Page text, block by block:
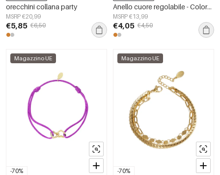
orecchini collana party
MSRP €20,99
€5,85 €6,50
Anello cuore regolabile - Colore oro Gold Stainless Steel One size
MSRP €13,99
€4,05 €4,50
-70%
Magazzino UE
-70%
Magazzino UE